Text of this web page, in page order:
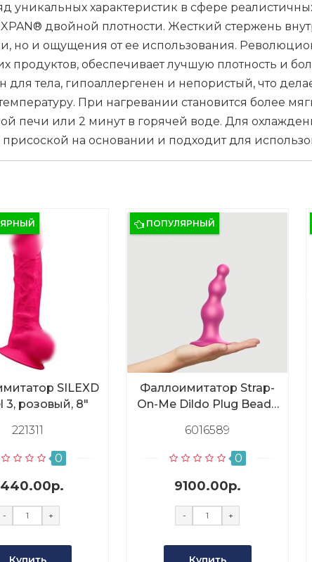
уникальных характеристик в сфере
двойной плотности. Жесткий стержень
но и ощущения от ее использования.
продуктов, обеспечивает лучшую плотность и
для тела, гипоаллергенен и непористый, что
При нагревании становится более
печи или 2 минут в горячей воде. Для
на основании и подходит для
SILEXD
3, розовый, 8"
221311
0
- +
ПОПУЛЯРНЫЙ
Фаллоимитатор Strap-
On-Me Dildo Plug Beads
15 см
6016589
0
9100.00р.
- +